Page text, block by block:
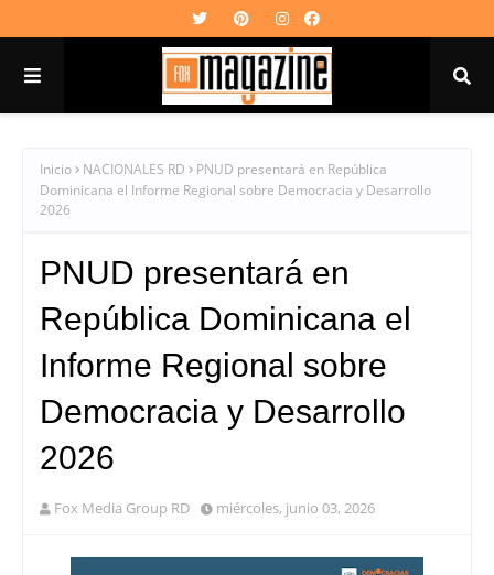
Inicio NACIONALES RD
PNUD presentará en República
Dominicana el Informe Regional sobre Democracia y Desarrollo
2026
PNUD presentará en
República Dominicana el
Informe Regional sobre
Democracia y Desarrollo
2026
Fox Media Group RD miércoles, junio 03, 2026